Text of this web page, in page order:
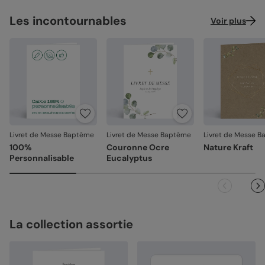
Les incontournables Voir plus
Livret de Messe Baptême
100%
Personnalisable
Livret de Messe Baptême
Couronne Ocre
Eucalyptus
Livret de Messe
Nature Kraft
La collection assortie